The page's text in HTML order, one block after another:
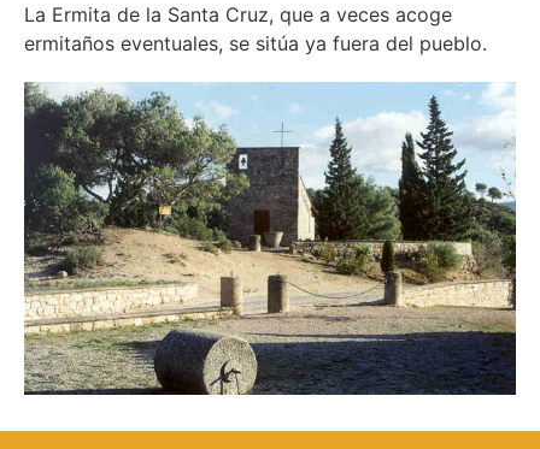
La Ermita de la Santa Cruz, que a veces acoge
ermitaños eventuales, se sitúa ya fuera del pueblo.